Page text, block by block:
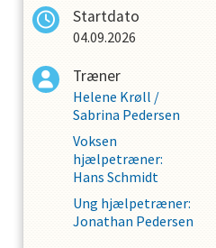
Startdato
04.09.2026
Træner
Helene Krøll /
Sabrina Pedersen
Voksen
hjælpetræner:
Hans Schmidt
Ung hjælpetræner:
Jonathan Pedersen